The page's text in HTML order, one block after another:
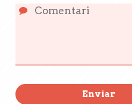
Enviar